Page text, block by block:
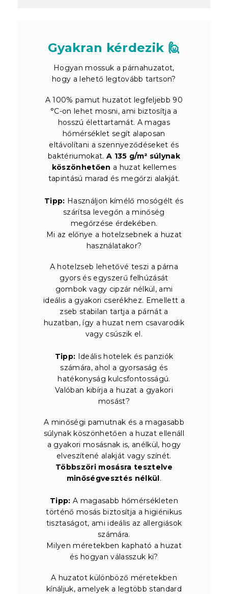
Gyakran kérdezik 🙋
Hogyan mossuk a párnahuzatot,
hogy a lehető legtovább tartson?
A 100% pamut huzatot legfeljebb 90
°C-on lehet mosni, ami biztosítja a
hosszú élettartamát. A magas
hőmérséklet segít alaposan
eltávolítani a szennyeződéseket és
baktériumokat. A 135 g/m² súlynak
köszönhetően a huzat kellemes
tapintású marad és megőrzi alakját.
Tipp: Használjon kímélő mosógélt és
szárítsa levegőn a minőség
megőrzése érdekében.
Mi az előnye a hotelzsebnek a huzat
használatakor?
A hotelzseb lehetővé teszi a párna
gyors és egyszerű felhúzását
gombok vagy cipzár nélkül, ami
ideális a gyakori cserékhez. Emellett a
zseb stabilan tartja a párnát a
huzatban, így a huzat nem csavarodik
vagy csúszik el.
Tipp: Ideális hotelek és panziók
számára, ahol a gyorsaság és
hatékonyság kulcsfontosságú.
Valóban kibírja a huzat a gyakori
mosást?
A minőségi pamutnak és a magasabb
súlynak köszönhetően a huzat ellenáll
a gyakori mosásnak is, anélkül, hogy
elveszítené alakját vagy színét.
Többszöri mosásra tesztelve
minőségvesztés nélkül.
Tipp: A magasabb hőmérsékleten
történő mosás biztosítja a higiénikus
tisztaságot, ami ideális az allergiások
számára.
Milyen méretekben kapható a huzat
és hogyan válasszuk ki?
A huzatot különböző méretekben
kínáljuk, amelyek a legtöbb standard